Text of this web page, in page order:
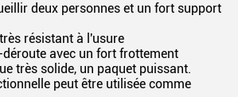
deux personnes et un fort support
résistant à l'usure
avec un fort frottement
très solide, un paquet puissant.
peut être utilisée comme